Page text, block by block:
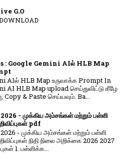
G.O
: Google Gemini AIல் HLB Map
AIல் HLB Map உருவாக்க Prompt In
AI HLB Map upload செய்துவிட்டு கீழே
& Paste செய்யவும். Ba...
- முக்கிய அம்சங்கள் மற்றும் பள்ளி
pdf
- முக்கிய அம்சங்கள் மற்றும் பள்ளி
நிதி நிலை அறிக்கை 2026 2027
1. பள்ளிக்க...